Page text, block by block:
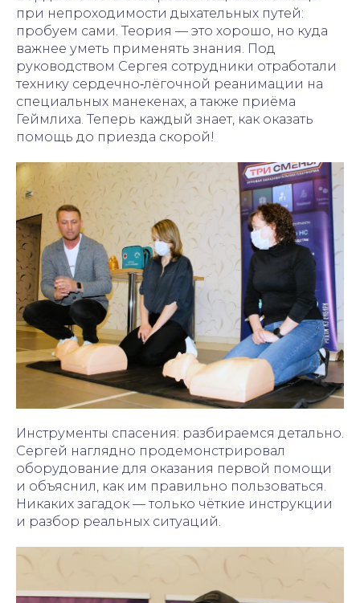
при непроходимости дыхательных путей:
пробуем сами. Теория — это хорошо, но куда
важнее уметь применять знания. Под
руководством Сергея сотрудники отработали
технику сердечно‑лёгочной реанимации на
специальных манекенах, а также приёма
Геймлиха. Теперь каждый знает, как оказать
помощь до приезда скорой!
Инструменты спасения: разбираемся детально.
Сергей наглядно продемонстрировал
оборудование для оказания первой помощи
и объяснил, как им правильно пользоваться.
Никаких загадок — только чёткие инструкции
и разбор реальных ситуаций.